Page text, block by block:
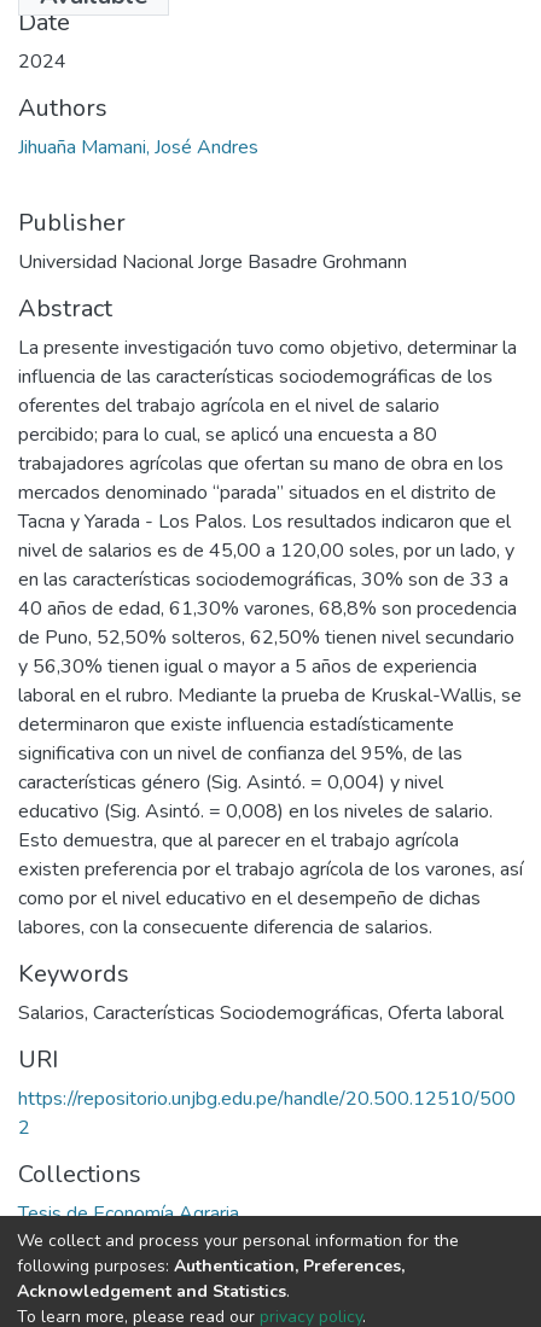
Date
2024
Authors
Jihuaña Mamani, José Andres
Publisher
Universidad Nacional Jorge Basadre Grohmann
Abstract
La presente investigación tuvo como objetivo, determinar la
influencia de las características sociodemográficas de los
oferentes del trabajo agrícola en el nivel de salario
percibido; para lo cual, se aplicó una encuesta a 80
trabajadores agrícolas que ofertan su mano de obra en los
mercados denominado “parada” situados en el distrito de
Tacna y Yarada - Los Palos. Los resultados indicaron que el
nivel de salarios es de 45,00 a 120,00 soles, por un lado, y
en las características sociodemográficas, 30% son de 33 a
40 años de edad, 61,30% varones, 68,8% son procedencia
de Puno, 52,50% solteros, 62,50% tienen nivel secundario
y 56,30% tienen igual o mayor a 5 años de experiencia
laboral en el rubro. Mediante la prueba de Kruskal-Wallis, se
determinaron que existe influencia estadísticamente
significativa con un nivel de confianza del 95%, de las
características género (Sig. Asintó. = 0,004) y nivel
educativo (Sig. Asintó. = 0,008) en los niveles de salario.
Esto demuestra, que al parecer en el trabajo agrícola
existen preferencia por el trabajo agrícola de los varones, así
como por el nivel educativo en el desempeño de dichas
labores, con la consecuente diferencia de salarios.
Keywords
Salarios, Características Sociodemográficas, Oferta laboral
URI
https://repositorio.unjbg.edu.pe/handle/20.500.12510/500
2
Collections
Tesis de Economía Agraria
Full item page
We collect and process your personal information for the
following purposes: Authentication, Preferences,
Acknowledgement and Statistics.
To learn more, please read our privacy policy.